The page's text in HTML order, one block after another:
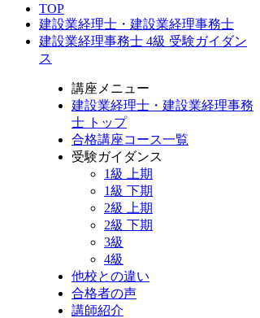
TOP
建設業経理士・建設業経理事務士
建設業経理事務士 4級 受験ガイダン
ス
講座メニュー
建設業経理士・建設業経理事務
士 トップ
合格講座コース一覧
受験ガイダンス
1級 上期
1級 下期
2級 上期
2級 下期
3級
4級
他校との違い
合格者の声
講師紹介